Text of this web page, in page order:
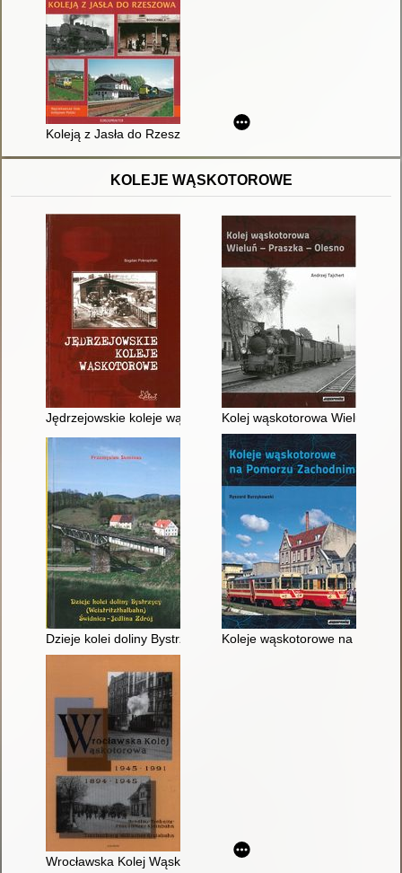
Koleją z Jasła do Rzeszowa
KOLEJE WĄSKOTOROWE
Jędrzejowskie koleje wąskotoroweKolej wąskotorowa Wieluń -
Dzieje kolei doliny Bystrzycy Świdnica-Jedlina Zdrój
Koleje wąskotorowe na
Wrocławska Kolej Wąskotorowa 1894-1991